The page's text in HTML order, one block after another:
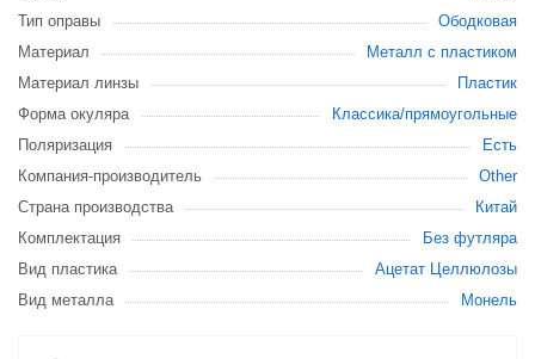
Тип оправы
Ободковая
Материал
Металл с пластиком
Материал линзы
Пластик
Форма окуляра
Классика/прямоугольные
Поляризация
Есть
Компания-производитель
Other
Страна производства
Китай
Комплектация
Без футляра
Вид пластика
Ацетат Целлюлозы
Вид металла
Монель